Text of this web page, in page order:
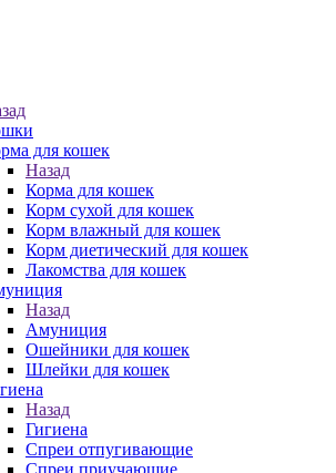
для кошек
Назад
Корма для кошек
Корм сухой для кошек
Корм влажный для кошек
Корм диетический для кошек
Лакомства для кошек
Назад
Амуниция
Ошейники для кошек
Шлейки для кошек
Назад
Гигиена
Спреи отпугивающие
Спреи приучающие